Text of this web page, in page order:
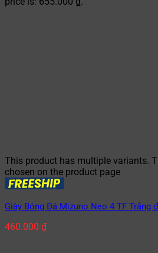
This product has multiple variants.
chosen on the product page
Giày Bóng Đá Mizuno Neo 4 TF Trắng
460.000 ₫